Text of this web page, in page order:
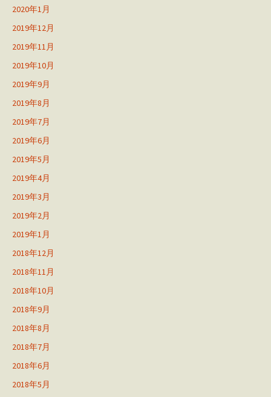
2020年1月
2019年12月
2019年11月
2019年10月
2019年9月
2019年8月
2019年7月
2019年6月
2019年5月
2019年4月
2019年3月
2019年2月
2019年1月
2018年12月
2018年11月
2018年10月
2018年9月
2018年8月
2018年7月
2018年6月
2018年5月